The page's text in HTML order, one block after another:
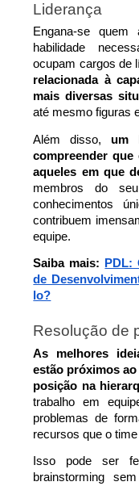
Liderança
Engana-se
habilidade
ocupam cargos de
relacionada à
mais diversas
até mesmo figuras
Além disso, um
compreender que
aqueles em que
membros do
conhecimentos
contribuem
equipe.
Saiba mais:
PDL:
de
lo?
Resolução de
As melhores
estão próximos
posição na
trabalho em
problemas de
recursos que o
Isso pode ser
brainstorming